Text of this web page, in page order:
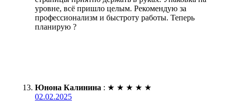
уровне, всё пришло целым. Рекомендую за
профессионализм и быстроту работы. Теперь
планирую ?
Юнона Калинина : ★ ★ ★ ★ ★
02.02.2025